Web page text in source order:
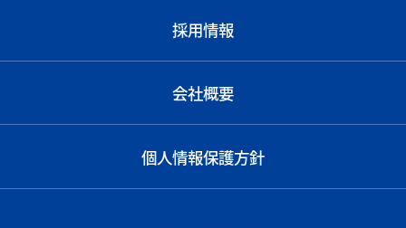
採用情報
会社概要
個人情報保護方針